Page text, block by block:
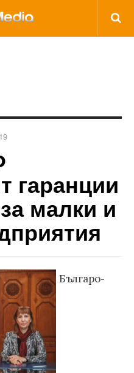
гаранции
малки и
Българо-